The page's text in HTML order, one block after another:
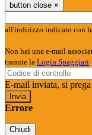
button close ×
all'indirizzo indicato con
Non hai una e-mail
tramite la Login Spaggiari
E-mail inviata, si
Errore
Chiudi